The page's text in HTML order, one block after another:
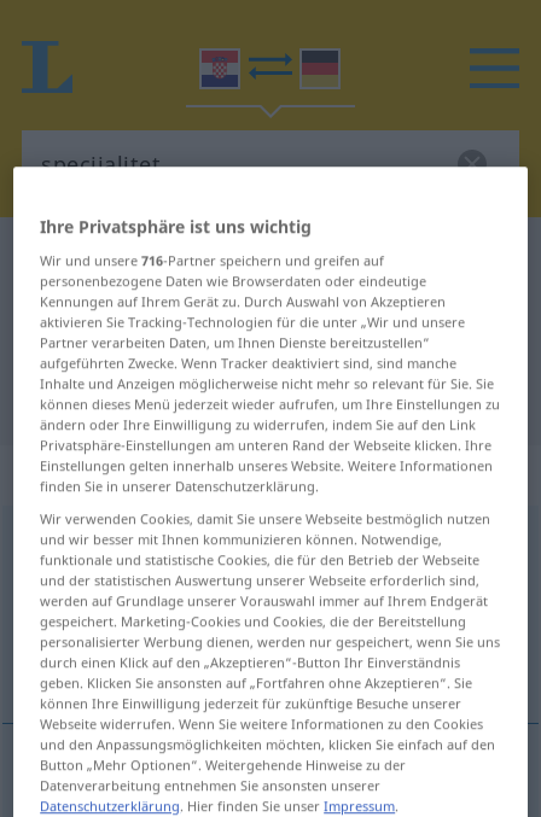
Kroatisch-Deutsch Wörterbuch specijalitet
Kroatisch-Deutsch Übersetzung für
"specijalitet"
"specijalitet" Deutsch Übersetzung
„specijalitet“
specijalitet
Übersicht aller Übersetzungen
(Für mehr Details die Übersetzung anklicken/antippen)
Spezialität, Besonderheit, Fachgebiet
Spezialitätf specijalitet
Ihre Privatsphäre ist uns wichtig
Wir und unsere716-Partner speichern und greifen auf
personenbezogene Daten wie Browserdaten oder eindeutige
Kennungen auf Ihrem Gerät zu. Durch Auswahl von Akzeptieren
aktivieren Sie Tracking-Technologien für die unter „Wir und unsere
Partner verarbeiten Daten, um Ihnen Dienste bereitzustellen“
aufgeführten Zwecke. Wenn Tracker deaktiviert sind, sind manche
Inhalte und Anzeigen möglicherweise nicht mehr so relevant für Sie. Sie
können dieses Menü jederzeit wieder aufrufen, um Ihre Einstellungen zu
ändern oder Ihre Einwilligung zu widerrufen, indem Sie auf den Link
Privatsphäre-Einstellungen am unteren Rand der Webseite klicken. Ihre
Einstellungen gelten innerhalb unseres Website. Weitere Informationen
finden Sie in unserer Datenschutzerklärung.
Wir verwenden Cookies, damit Sie unsere Webseite bestmöglich nutzen
und wir besser mit Ihnen kommunizieren können. Notwendige,
funktionale und statistische Cookies, die für den Betrieb der Webseite
und der statistischen Auswertung unserer Webseite erforderlich sind,
werden auf Grundlage unserer Vorauswahl immer auf Ihrem Endgerät
gespeichert. Marketing-Cookies und Cookies, die der Bereitstellung
personalisierter Werbung dienen, werden nur gespeichert, wenn Sie uns
durch einen Klick auf den „Akzeptieren“-Button Ihr Einverständnis
geben. Klicken Sie ansonsten auf „Fortfahren ohne Akzeptieren“. Sie
können Ihre Einwilligung jederzeit für zukünftige Besuche unserer
Webseite widerrufen. Wenn Sie weitere Informationen zu den Cookies
und den Anpassungsmöglichkeiten möchten, klicken Sie einfach auf den
Button „Mehr Optionen“. Weitergehende Hinweise zu der
Datenverarbeitung entnehmen Sie ansonsten unserer
Datenschutzerklärung. Hier finden Sie unserImpressum.